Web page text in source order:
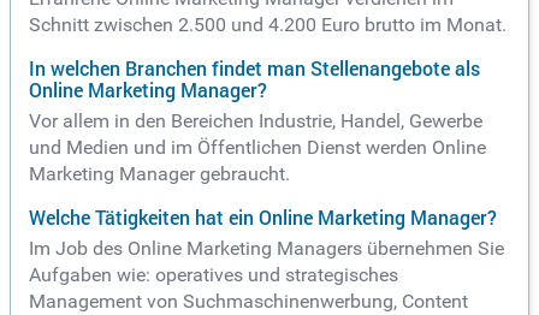
Schnitt zwischen 2.500 und 4.200 Euro brutto im Monat.
In welchen Branchen findet man Stellenangebote als
Online Marketing Manager?
Vor allem in den Bereichen Industrie, Handel, Gewerbe
und Medien und im Öffentlichen Dienst werden Online
Marketing Manager gebraucht.
Welche Tätigkeiten hat ein Online Marketing Manager?
Im Job des Online Marketing Managers übernehmen Sie
Aufgaben wie: operatives und strategisches
Management von Suchmaschinenwerbung, Content